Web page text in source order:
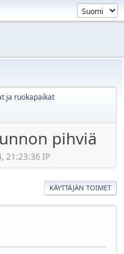
ja ruokapaikat
pihviä
21:23:36 IP
KÄYTTÄJÄN TOIMET